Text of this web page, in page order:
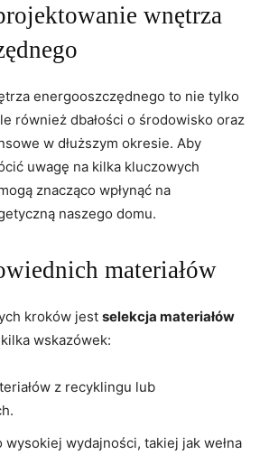
wnętrza
energooszczędnego to nie tylko‌
również dbałości o środowisko oraz
w dłuższym okresie. Aby
uwagę na kilka⁢ kluczowych
znacząco wpłynąć na
naszego domu.
materiałów
kroków jest‍ selekcja materiałów
wskazówek:
z recyklingu lub​
wysokiej wydajności, takiej‌ jak wełna